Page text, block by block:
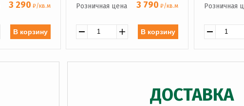
3 290 ₽/кв.м
В корзину
Розничная цена 3 790 ₽/кв.м
В корзину
Розничная
ДОСТАВКА